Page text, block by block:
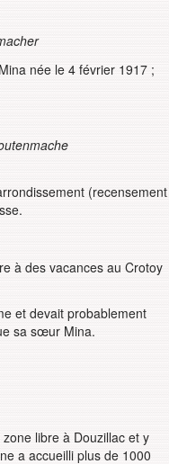
née le 4 février 1917 ;
(recensement
à des vacances au Crotoy
et devait probablement
sa sœur Mina.
libre à Douzillac et y
a accueilli plus de 1000